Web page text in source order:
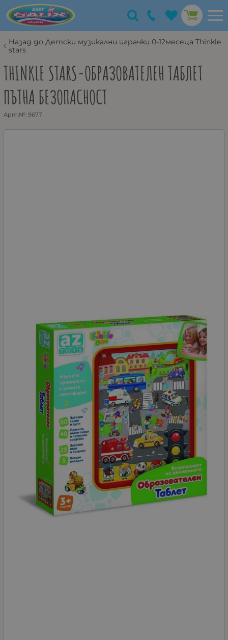
Назад до Детски музикални играчки 0-12месеца Thinkle
stars
THINKLE STARS-ОБРАЗОВАТЕЛЕН ТАБЛЕТ
ПЪТНА БЕЗОПАСНОСТ
Арт.№: 9677